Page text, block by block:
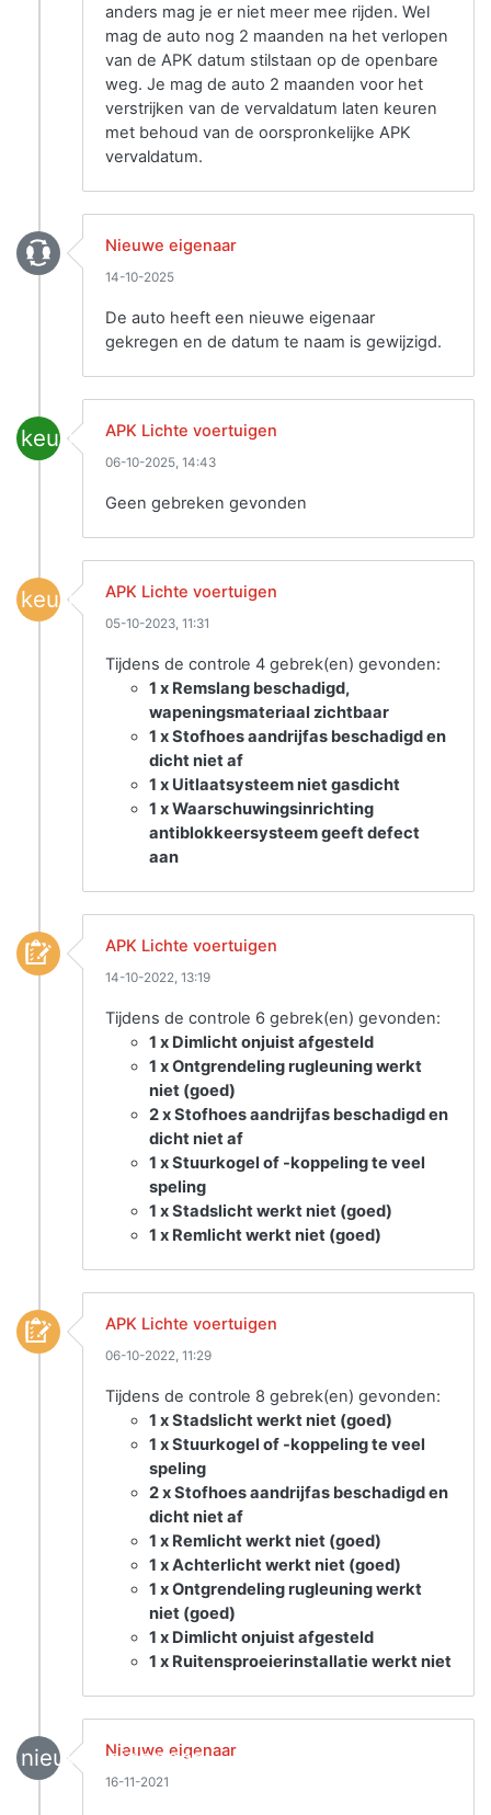
anders mag je er niet meer mee rijden. Wel
mag de auto nog 2 maanden na het verlopen
van de APK datum stilstaan op de openbare
weg. Je mag de auto 2 maanden voor het
verstrijken van de vervaldatum laten keuren
met behoud van de oorspronkelijke APK
vervaldatum.
Nieuwe eigenaar
14-10-2025
De auto heeft een nieuwe eigenaar
gekregen en de datum te naam is gewijzigd.
keuring APK Lichte voertuigen
06-10-2025, 14:43
Geen gebreken gevonden
keuring APK Lichte voertuigen
05-10-2023, 11:31
Tijdens de controle 4 gebrek(en) gevonden:
1 x Remslang beschadigd,
wapeningsmateriaal zichtbaar
1 x Stofhoes aandrijfas beschadigd en
dicht niet af
1 x Uitlaatsysteem niet gasdicht
1 x Waarschuwingsinrichting
antiblokkeersysteem geeft defect
aan
APK Lichte voertuigen
14-10-2022, 13:19
Tijdens de controle 6 gebrek(en) gevonden:
1 x Dimlicht onjuist afgesteld
1 x Ontgrendeling rugleuning werkt
niet (goed)
2 x Stofhoes aandrijfas beschadigd en
dicht niet af
1 x Stuurkogel of -koppeling te veel
speling
1 x Stadslicht werkt niet (goed)
1 x Remlicht werkt niet (goed)
APK Lichte voertuigen
06-10-2022, 11:29
Tijdens de controle 8 gebrek(en) gevonden:
1 x Stadslicht werkt niet (goed)
1 x Stuurkogel of -koppeling te veel
speling
2 x Stofhoes aandrijfas beschadigd en
dicht niet af
1 x Remlicht werkt niet (goed)
1 x Achterlicht werkt niet (goed)
1 x Ontgrendeling rugleuning werkt
niet (goed)
1 x Dimlicht onjuist afgesteld
1 x Ruitensproeierinstallatie werkt niet
nieuwe_eigenaar
Nieuwe eigenaar
16-11-2021